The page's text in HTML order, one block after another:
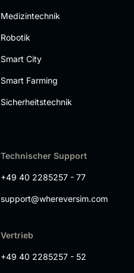
Medizintechnik
Robotik
Smart City
Smart Farming
Sicherheitstechnik
Technischer Support
+49 40 2285257 - 77
support@whereversim.com
Vertrieb
+49 40 2285257 - 52